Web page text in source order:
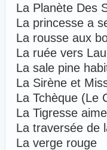
La Planète Des
La princesse a
La rousse aux
La ruée vers
La sale pine
La Sirène et
La Tchèque
La Tigresse
La traversée
La verge rouge